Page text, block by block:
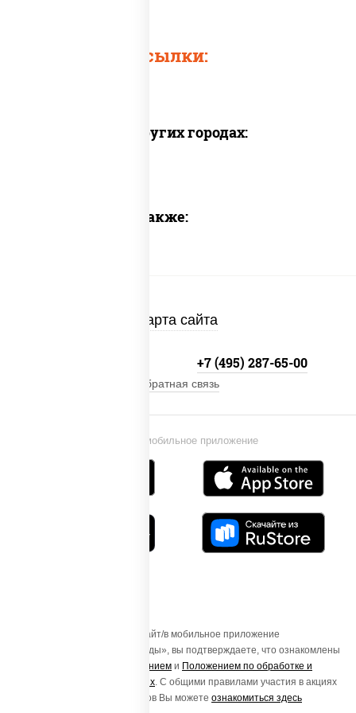
Быстрые ссылки:
Доставка в других городах:
Предлагаем также:
Карта сайта
Установи мобильное приложение
+7 (495) 287-65-00
Обратная связь
Осуществляя вход на этот Сайт/в мобильное приложение
«ПиццаСушиВок - доставка еды», вы подтверждаете, что ознакомлены
Пользовательским соглашением и Положением по обработке и
защите персональных данных. С общими правилами участия в акциях
и порядке получения подарков Вы можете ознакомиться здесь